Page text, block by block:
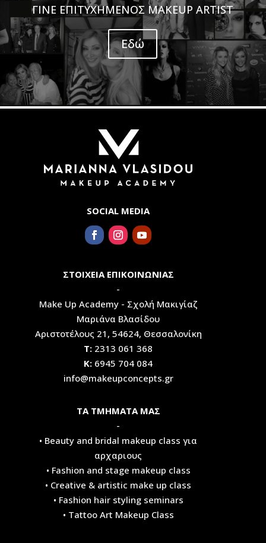
ΓΙΝΕ ΕΠΙΤΥΧΗΜΕΝΟΣ MAKEUP ARTIST
Εδώ
SOCIAL MEDIA
ΣΤΟΙΧΕΙΑ ΕΠΙΚΟΙΝΩΝΙΑΣ
-
Make Up Academy - Σχολή Μακιγίαζ
Μαριάνα Βλασίδου
Αριστοτέλους 21, 54624, Θεσσαλονίκη
Τ: 2313 061 368
Κ: 6945 704 084
info@makeupconcepts.gr
ΤΑ ΤΜΗΜΑΤΑ ΜΑΣ
-
• Beauty and bridal makeup class για
αρχαριους
• Fashion and stage makeup class
• Creative & artistic make up class
• Fashion hair styling seminars
• Tattoo Art Makeup Class